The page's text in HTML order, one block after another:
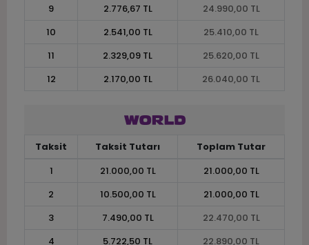
9
2.776,67 TL
24.990,00 TL
10
2.541,00 TL
25.410,00 TL
11
2.329,09 TL
25.620,00 TL
12
2.170,00 TL 26.040,00 TL
Taksit Taksit Tutarı
Toplam Tutar
1
21.000,00 TL
21.000,00 TL
2
10.500,00 TL
21.000,00 TL
3
7.490,00 TL
22.470,00 TL
4
5.722,50 TL
22.890,00 TL